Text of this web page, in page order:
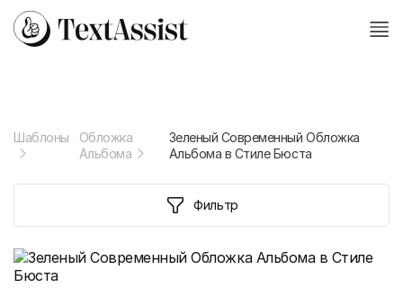
Шаблоны
Обложка
Альбома
Зеленый Современный Обложка
Альбома в Стиле Бюста
Фильтр